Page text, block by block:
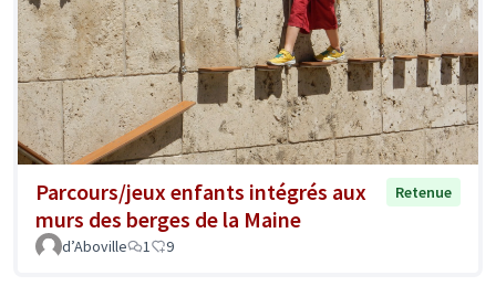
Parcours/jeux enfants intégrés aux
murs des berges de la Maine
Retenue
d’Aboville 1 9